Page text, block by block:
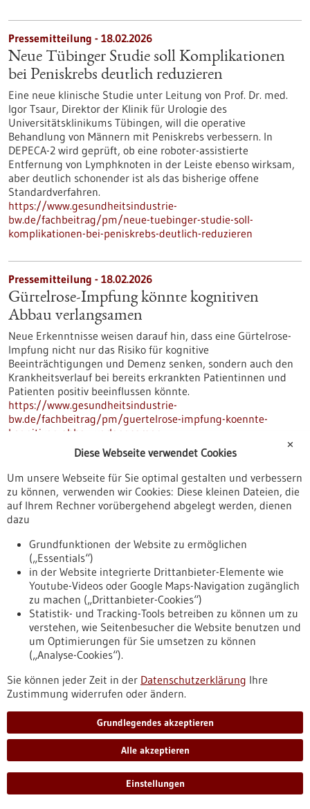
Pressemitteilung - 18.02.2026
Neue Tübinger Studie soll Komplikationen
bei Peniskrebs deutlich reduzieren
Eine neue klinische Studie unter Leitung von Prof. Dr. med.
Igor Tsaur, Direktor der Klinik für Urologie des
Universitätsklinikums Tübingen, will die operative
Behandlung von Männern mit Peniskrebs verbessern. In
DEPECA-2 wird geprüft, ob eine roboter-assistierte
Entfernung von Lymphknoten in der Leiste ebenso wirksam,
aber deutlich schonender ist als das bisherige offene
Standardverfahren.
https://www.gesundheitsindustrie-
bw.de/fachbeitrag/pm/neue-tuebinger-studie-soll-
komplikationen-bei-peniskrebs-deutlich-reduzieren
Pressemitteilung - 18.02.2026
Gürtelrose-Impfung könnte kognitiven
Abbau verlangsamen
Neue Erkenntnisse weisen darauf hin, dass eine Gürtelrose-
Impfung nicht nur das Risiko für kognitive
Beeinträchtigungen und Demenz senken, sondern auch den
Krankheitsverlauf bei bereits erkrankten Patientinnen und
Patienten positiv beeinflussen könnte.
https://www.gesundheitsindustrie-
bw.de/fachbeitrag/pm/guertelrose-impfung-koennte-
kognitiven-abbau-verlangsamen
3 Fragen an... - 17.02.2026
Prof. Dr. Mark Dominik Alscher,
Geschäftsführer Bosch Health Campus
bw.de/infothek/stimmen-aus-dem-forum/prof-dr-mark-
dominik-alscher-geschaeftsfuehrer-bosch-health-campus
Pressemitteilung - 17.02.2026
Spurensuche im Hirnwasser: Chance für
Präzisionsdiagnostik bei Hirntumoren
Forschenden ist es gelungen, häufige Hirntumorarten im
Kindes- und Jugendalter anhand von Tumor-Erbgut im
Hirnwasser präzise zu diagnostizieren. Bisher konnten
Diagnostik ermöglichen. Das internationale Forscherteam
optimierte daher eine Sequenzierungstechnik und
entwickelte einen KI-basierte Auswertung. Das neue
Verfahren könnte dazu beitragen, dass weniger
Gewebeentnahmen notwendig sind.
https://www.gesundheitsindustrie-
✕
Diese Webseite verwendet Cookies
Um unsere Webseite für Sie optimal gestalten und verbessern
zu können, verwenden wir Cookies: Diese kleinen Dateien, die
auf Ihrem Rechner vorübergehend abgelegt werden, dienen
dazu
Grundfunktionen der Website zu ermöglichen
(„Essentials“)
in der Website integrierte Drittanbieter-Elemente wie
Youtube-Videos oder Google Maps-Navigation zugänglich
zu machen („Drittanbieter-Cookies“)
Statistik- und Tracking-Tools betreiben zu können um zu
verstehen, wie Seitenbesucher die Website benutzen und
um Optimierungen für Sie umsetzen zu können
(„Analyse-Cookies“).
Sie können jeder Zeit in der Datenschutzerklärung Ihre
Zustimmung widerrufen oder ändern.
Grundlegendes akzeptieren
Alle akzeptieren
Einstellungen